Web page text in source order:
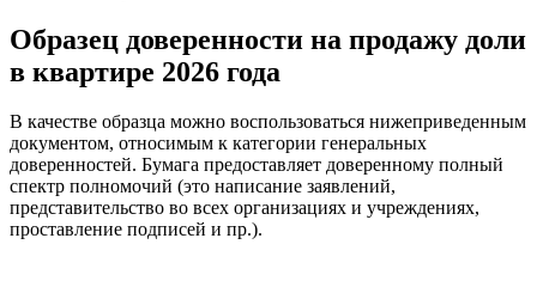
Образец доверенности на продажу доли
в квартире 2026 года
В качестве образца можно воспользоваться нижеприведенным
документом, относимым к категории генеральных
доверенностей. Бумага предоставляет доверенному полный
спектр полномочий (это написание заявлений,
представительство во всех организациях и учреждениях,
проставление подписей и пр.).